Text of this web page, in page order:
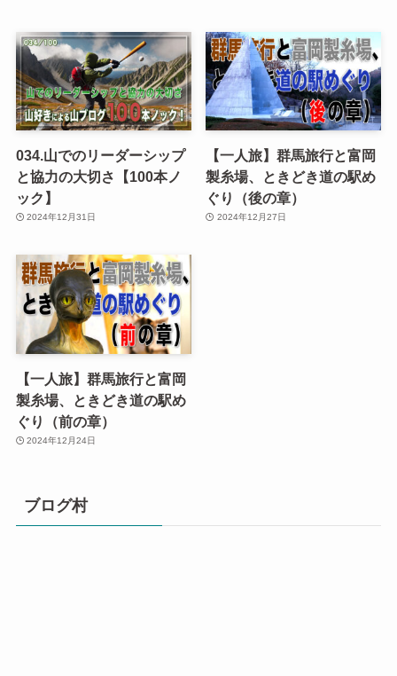
034.山でのリーダーシップ
と協力の大切さ【100本ノ
ック】
2024年12月31日
【一人旅】群馬旅行と富岡
製糸場、ときどき道の駅め
ぐり（後の章）
2024年12月27日
【一人旅】群馬旅行と富岡
製糸場、ときどき道の駅め
ぐり（前の章）
2024年12月24日
ブログ村